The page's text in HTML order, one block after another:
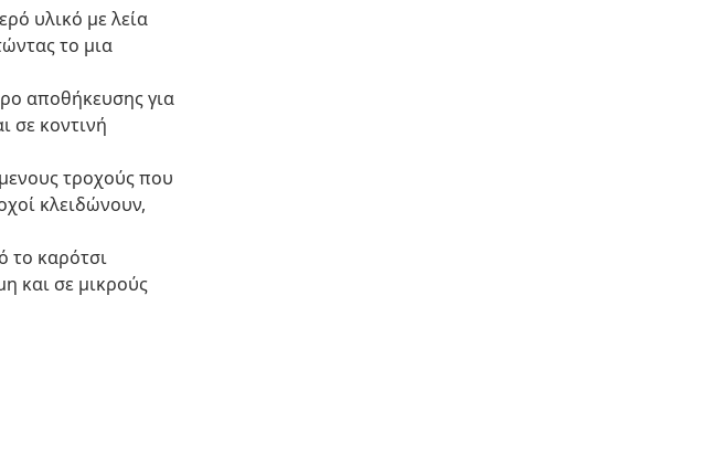
υλικό με λεία
το μια
αποθήκευσης για
σε κοντινή
τροχούς που
κλειδώνουν,
το καρότσι
και σε μικρούς